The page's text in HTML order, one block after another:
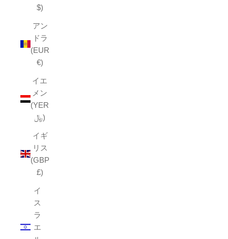
$)
アン
ドラ
(EUR
€)
イエ
メン
(YER
﷼)
イギ
リス
(GBP
£)
イ
ス
ラ
エ